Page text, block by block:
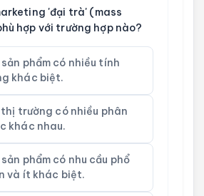
'đại trà' (mass
hợp với trường hợp nào?
sản phẩm có nhiều tính
khác biệt.
trường có nhiều phân
khác nhau.
phẩm có nhu cầu phổ
và ít khác biệt.